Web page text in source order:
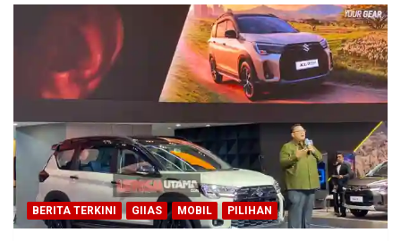
BERITA TERKINI GIIAS MOBIL PILIHAN